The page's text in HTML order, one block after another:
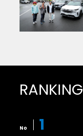
RANKING
No 1